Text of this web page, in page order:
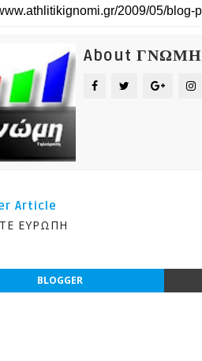
About ΓΝΩΜΗ
Article
ΕΥΡΩΠΗ
BLOGGER